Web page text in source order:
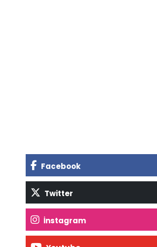
Facebook
Twitter
İnstagram